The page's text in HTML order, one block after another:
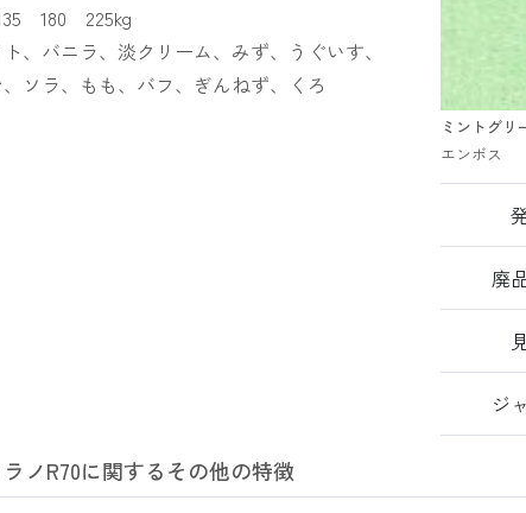
ミントグリ
エンボス
廃
ジ
180 225kg
、バニラ、淡クリーム、みず、うぐいす、
ソラ、もも、バフ、ぎんねず、くろ
ノR70に関するその他の特徴